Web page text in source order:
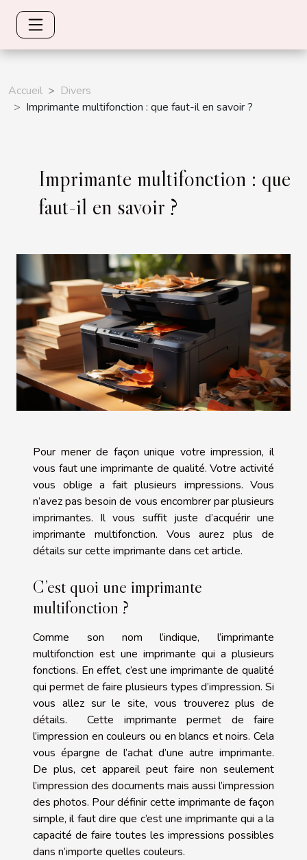
Accueil
Divers
Imprimante multifonction : que faut-il en savoir ?
Imprimante multifonction : que
faut-il en savoir ?
Pour mener de façon unique votre impression, il
vous faut une imprimante de qualité. Votre activité
vous oblige a fait plusieurs impressions. Vous
n’avez pas besoin de vous encombrer par plusieurs
imprimantes. Il vous suffit juste d’acquérir une
imprimante multifonction. Vous aurez plus de
détails sur cette imprimante dans cet article.
C’est quoi une imprimante
multifonction ?
Comme son nom l’indique, l’imprimante
multifonction est une imprimante qui a plusieurs
fonctions. En effet, c’est une imprimante de qualité
qui permet de faire plusieurs types d’impression. Si
vous allez sur le site, vous trouverez plus de
détails. Cette imprimante permet de faire
l’impression en couleurs ou en blancs et noirs. Cela
vous épargne de l’achat d’une autre imprimante.
De plus, cet appareil peut faire non seulement
l’impression des documents mais aussi l’impression
des photos. Pour définir cette imprimante de façon
simple, il faut dire que c’est une imprimante qui a la
capacité de faire toutes les impressions possibles
dans n’importe quelles couleurs.